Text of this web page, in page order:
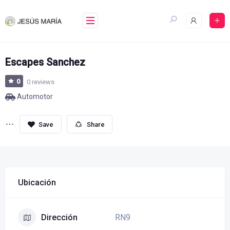
to
Escapes Sanchez
0 0 reviews
Automotor
Share
Ubicación
Dirección RN9